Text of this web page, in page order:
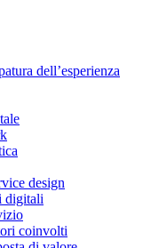
dell’esperienza
design
digitali
coinvolti